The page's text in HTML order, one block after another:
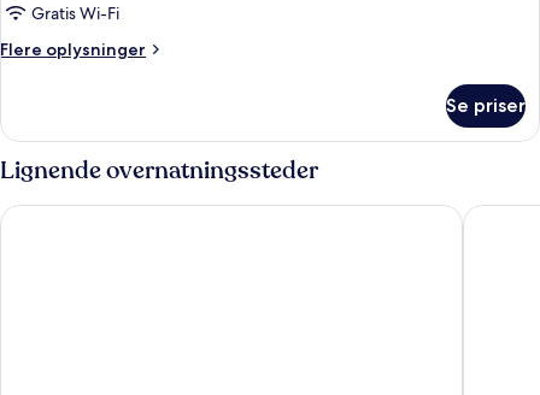
Gratis Wi-Fi
Flere oplysninger
Flere
Se priser
Lignende overnatningssteder
Sheraton Grand Hotel & Spa, Edinburgh Virgin